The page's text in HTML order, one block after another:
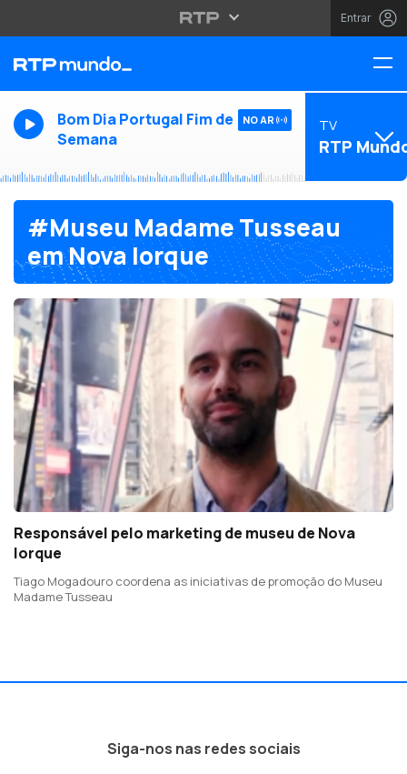
Entrar
Bom Dia Portugal Fim de
Semana
NO AR TV
RTP
#Museu Madame Tusseau
em Nova Iorque
Responsável pelo marketing de museu de Nova
Iorque
Tiago Mogadouro coordena as iniciativas de promoção do Museu
Madame Tusseau
Siga-nos nas redes sociais